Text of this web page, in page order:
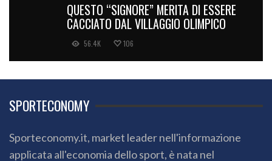
QUESTO “SIGNORE” MERITA DI ESSERE
CACCIATO DAL VILLAGGIO OLIMPICO
56.4K 106
SPORTECONOMY
Sporteconomy.it, market leader nell'informazione
applicata all'economia dello sport, è nata nel